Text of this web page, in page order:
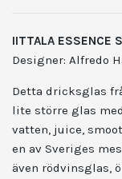
IITTALA ESSENCE
Designer: Alfredo
Detta dricksglas
lite större glas
vatten, juice,
en av Sveriges
även rödvinsglas,